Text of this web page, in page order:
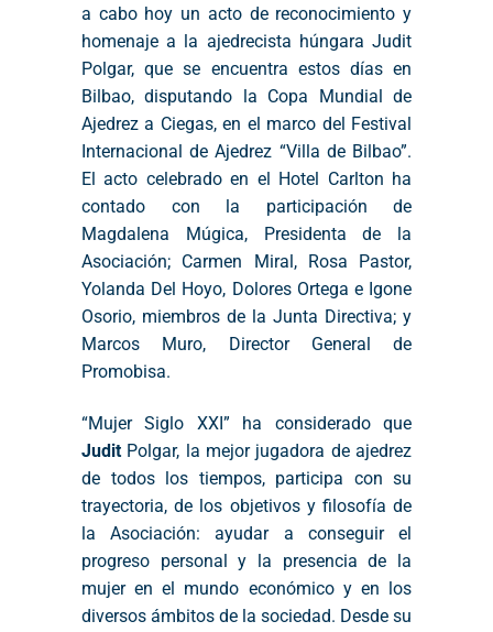
a cabo hoy un acto de reconocimiento y
homenaje a la ajedrecista húngara Judit
Polgar, que se encuentra estos días en
Bilbao, disputando la Copa Mundial de
Ajedrez a Ciegas, en el marco del Festival
Internacional de Ajedrez “Villa de Bilbao”.
El acto celebrado en el Hotel Carlton ha
contado con la participación de
Magdalena Múgica, Presidenta de la
Asociación; Carmen Miral, Rosa Pastor,
Yolanda Del Hoyo, Dolores Ortega e Igone
Osorio, miembros de la Junta Directiva; y
Marcos Muro, Director General de
Promobisa.
“Mujer Siglo XXI” ha considerado que
Judit Polgar, la mejor jugadora de ajedrez
de todos los tiempos, participa con su
trayectoria, de los objetivos y filosofía de
la Asociación: ayudar a conseguir el
progreso personal y la presencia de la
mujer en el mundo económico y en los
diversos ámbitos de la sociedad. Desde su